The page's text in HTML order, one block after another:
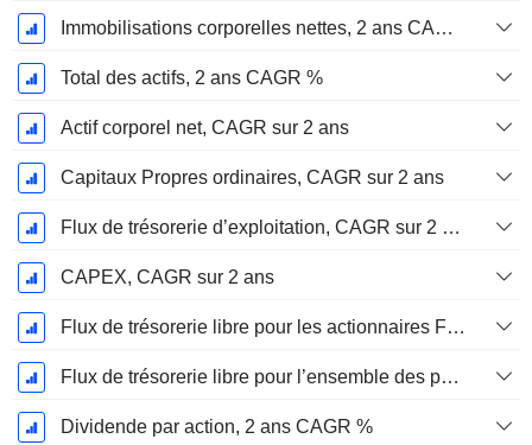
Immobilisations corporelles nettes, 2 ans CAGR %
Total des actifs, 2 ans CAGR %
Actif corporel net, CAGR sur 2 ans
Capitaux Propres ordinaires, CAGR sur 2 ans
Flux de trésorerie d’exploitation, CAGR sur 2 ans
CAPEX, CAGR sur 2 ans
Flux de trésorerie libre pour les actionnaires FCFE, CAGR sur 2 ans
Flux de trésorerie libre pour l’ensemble des pourvoyeurs de fonds (créanciers et actionnaires) FCFF, CAGR sur 2 ans
Dividende par action, 2 ans CAGR %